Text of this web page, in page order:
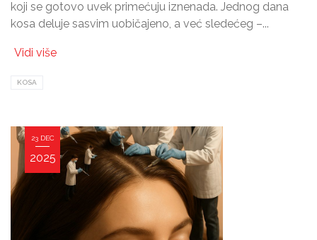
koji se gotovo uvek primećuju iznenada. Jednog dana
kosa deluje sasvim uobičajeno, a već sledećeg –...
Vidi više
KOSA
23 DEC
2025